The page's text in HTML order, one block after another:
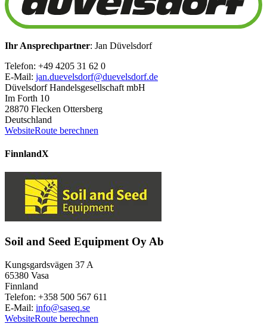
Ihr Ansprechpartner: Jan Düvelsdorf
Telefon: +49 4205 31 62 0
E-Mail: jan.duevelsdorf@duevelsdorf.de
Düvelsdorf Handelsgesellschaft mbH
Im Forth 10
28870 Flecken Ottersberg
Deutschland
WebsiteRoute berechnen
FinnlandX
Soil and Seed Equipment Oy Ab
Kungsgardsvägen 37 A
65380 Vasa
Finnland
Telefon: +358 500 567 611
E-Mail: info@saseq.se
WebsiteRoute berechnen